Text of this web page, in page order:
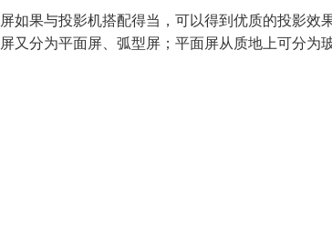
如果与投影机搭配得当，可以得到优质的投影效
又分为平面屏、弧型屏；平面屏从质地上可分为